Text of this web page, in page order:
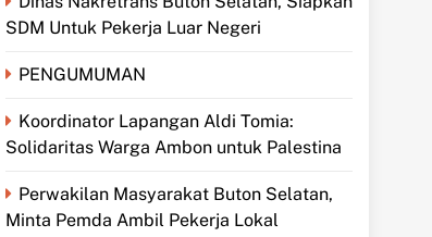
SDM Untuk Pekerja Luar Negeri
PENGUMUMAN
Koordinator Lapangan Aldi Tomia:
Solidaritas Warga Ambon untuk Palestina
Perwakilan Masyarakat Buton Selatan,
Minta Pemda Ambil Pekerja Lokal